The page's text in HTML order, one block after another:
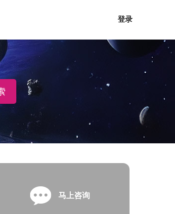
登录
马上咨询